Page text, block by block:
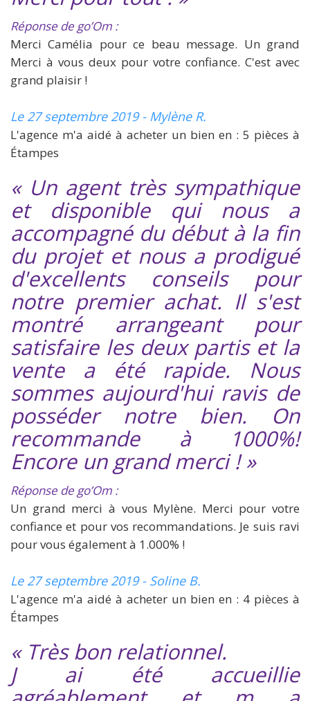
Réponse de go’Om :
Merci Camélia pour ce beau message. Un grand
Merci à vous deux pour votre confiance. C'est avec
grand plaisir !
Le 27 septembre 2019 - Mylène R.
L'agence m'a aidé à acheter un bien en : 5 pièces à
Étampes
« Un agent très sympathique
et disponible qui nous a
accompagné du début à la fin
du projet et nous a prodigué
d'excellents conseils pour
notre premier achat. Il s'est
montré arrangeant pour
satisfaire les deux partis et la
vente a été rapide. Nous
sommes aujourd'hui ravis de
posséder notre bien. On
recommande à 1000%!
Encore un grand merci ! »
Réponse de go’Om :
Un grand merci à vous Mylène. Merci pour votre
confiance et pour vos recommandations. Je suis ravi
pour vous également à 1.000% !
Le 27 septembre 2019 - Soline B.
L'agence m'a aidé à acheter un bien en : 4 pièces à
Étampes
« Très bon relationnel.
J ai été accueillie